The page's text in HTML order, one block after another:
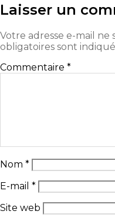
Laisser un
Votre adresse e-mail ne
obligatoires sont
Commentaire *
Nom *
E-mail *
Site web